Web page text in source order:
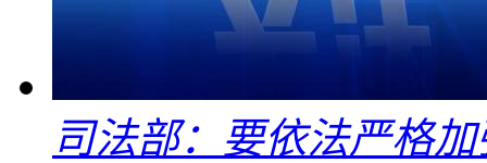
司法部：要依法严格